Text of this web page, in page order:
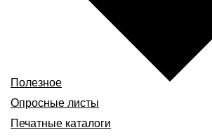
Полезное
Опросные листы
Печатные каталоги